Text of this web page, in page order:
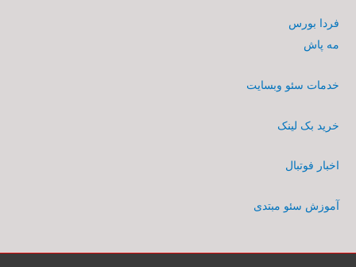
فردا بورس
مه پاش
خدمات سئو وبسایت
خرید بک لینک
اخبار فوتبال
آموزش سئو مبتدی